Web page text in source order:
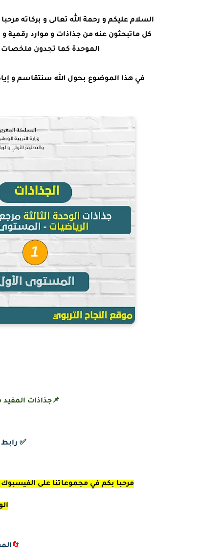
السلام عليكم و رحمة الله تعالى و بركاته
كل ماتبحثون عنه من جذاذات و موارد رقمية
الموحدة كما تجدون ملخصات
في هذا الموضوع بحول الله سنتقاسم و
📌جذاذات
✅
مرحبا بكم في مجموعاتنا على الفيسبوك
🔄